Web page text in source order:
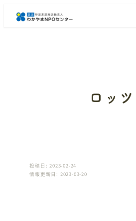
ロッツ
投稿日: 2023-02-24
情報更新日: 2023-03-20